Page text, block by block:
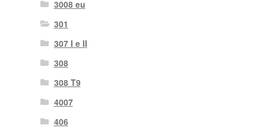
3008 eu
301
307 I e II
308
308 T9
4007
406